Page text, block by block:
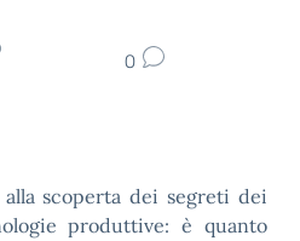
0
scoperta dei segreti dei
produttive: è quanto